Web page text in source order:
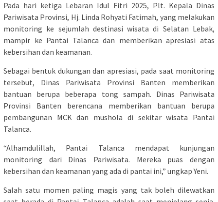
Pada hari ketiga Lebaran Idul Fitri 2025, Plt. Kepala Dinas
Pariwisata Provinsi, Hj. Linda Rohyati Fatimah, yang melakukan
monitoring ke sejumlah destinasi wisata di Selatan Lebak,
mampir ke Pantai Talanca dan memberikan apresiasi atas
kebersihan dan keamanan.
Sebagai bentuk dukungan dan apresiasi, pada saat monitoring
tersebut, Dinas Pariwisata Provinsi Banten memberikan
bantuan berupa beberapa tong sampah. Dinas Pariwisata
Provinsi Banten berencana memberikan bantuan berupa
pembangunan MCK dan mushola di sekitar wisata Pantai
Talanca.
“Alhamdulillah, Pantai Talanca mendapat kunjungan
monitoring dari Dinas Pariwisata. Mereka puas dengan
kebersihan dan keamanan yang ada di pantai ini,” ungkap Yeni.
Salah satu momen paling magis yang tak boleh dilewatkan